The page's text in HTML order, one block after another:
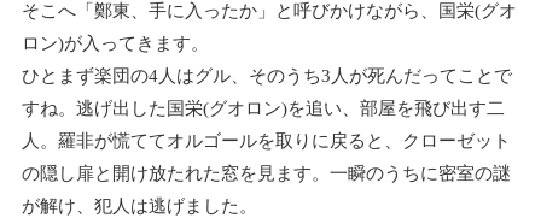
そこへ「鄭東、手に入ったか」と呼びかけながら、国栄(グオ
ロン)が入ってきます。
ひとまず楽団の4人はグル、そのうち3人が死んだってことで
すね。逃げ出した国栄(グオロン)を追い、部屋を飛び出す二
人。羅非が慌ててオルゴールを取りに戻ると、クローゼット
の隠し扉と開け放たれた窓を見ます。一瞬のうちに密室の謎
が解け、犯人は逃げました。